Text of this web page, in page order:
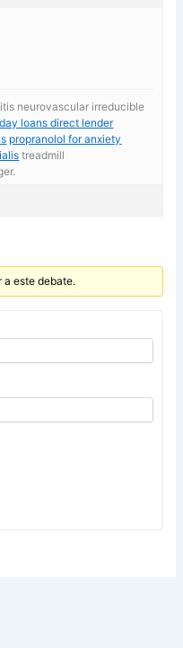
neurovascular irreducible
loans direct lender
propranolol for anxiety
treadmill
a este debate.